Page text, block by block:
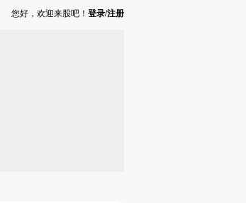
您好，欢迎来股吧！ 登录/注册